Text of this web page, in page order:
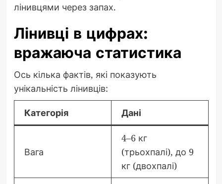
лінивцями через запах.
Лінивці в цифрах:
вражаюча статистика
Ось кілька фактів, які показують
унікальність лінивців:
Категорія Дані
Вага
4–6 кг
(трьохпалі), до 9
кг (двохпалі)